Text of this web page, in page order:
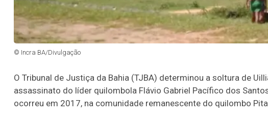
© Incra BA/Divulgação
O Tribunal de Justiça da Bahia (TJBA) determinou a soltura de
assassinato do líder quilombola Flávio Gabriel Pacífico dos
ocorreu em 2017, na comunidade remanescente do quilombo